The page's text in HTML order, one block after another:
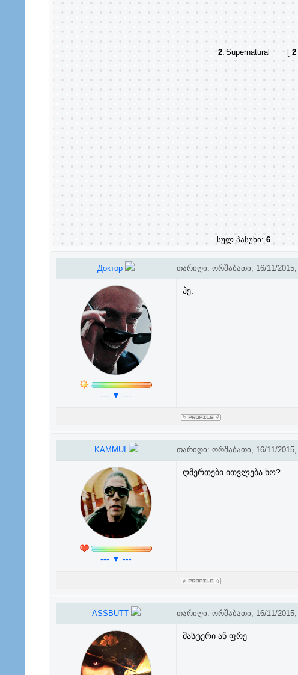
2.Supernatural [ 2
სულ პასუხი: 6
Доктор თარიღი: ორშაბათი, 16/11/2015,
--- ▼ ---
ჰე.
KAMMUI თარიღი: ორშაბათი, 16/11/2015,
--- ▼ ---
ღმერთები ითვლება ხო?
ASSBUTT თარიღი: ორშაბათი, 16/11/2015,
მასტერი ან ფრე